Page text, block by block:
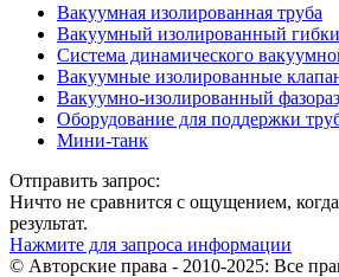
Вакуумная изолированная труба
Вакуумный изолированный
Система динамического
Вакуумные изолированные
Вакуумно-изолированный
Оборудование для поддержки
Мини-танк
Отправить запрос:
Ничто не сравнится с ощущением,
результат.
Нажмите для запроса информации
© Авторские права - 2010-2025: Все